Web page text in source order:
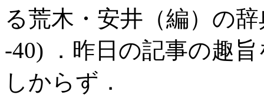
る荒木・安井（編）の
-40) ．昨日の記事の趣
しからず．